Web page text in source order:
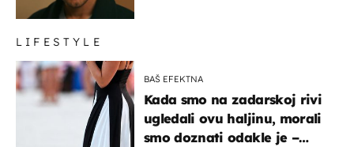
LIFESTYLE
BAŠ EFEKTNA
Kada smo na zadarskoj rivi
ugledali ovu haljinu, morali
smo doznati odakle je –